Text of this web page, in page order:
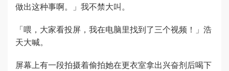
做出这种事啊。」我不禁大叫。
「喂，大家看投屏，我在电脑里找到了三个视频！」浩
天大喊。
屏幕上有一段拍摄着偷拍她在更衣室拿出兴奋剂后喝下